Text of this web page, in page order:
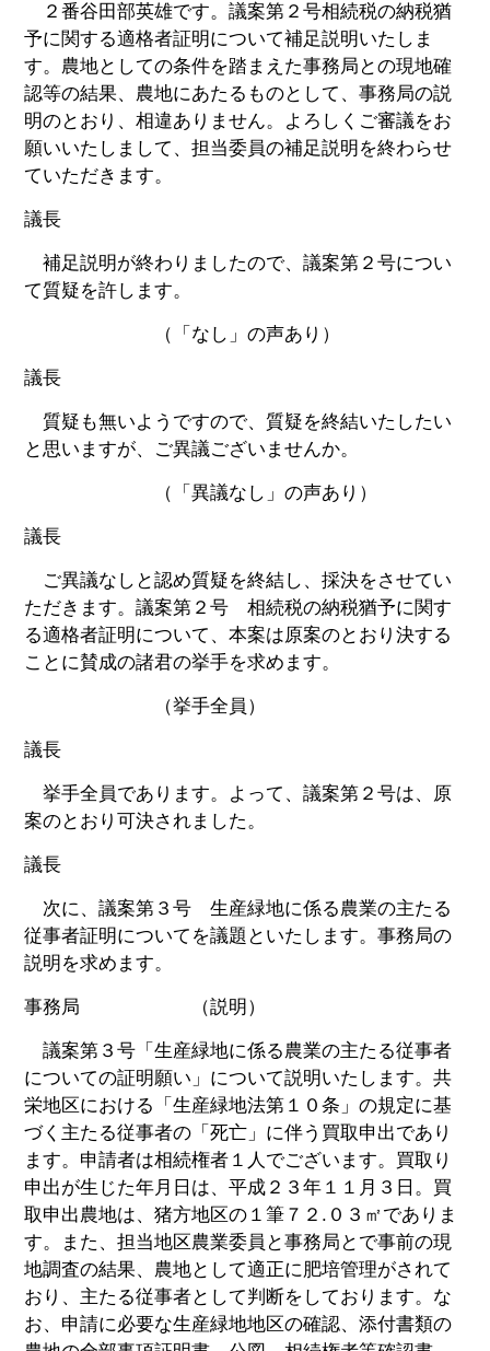
２番谷田部英雄です。議案第２号相続税の納税猶
予に関する適格者証明について補足説明いたしま
す。農地としての条件を踏まえた事務局との現地確
認等の結果、農地にあたるものとして、事務局の説
明のとおり、相違ありません。よろしくご審議をお
願いいたしまして、担当委員の補足説明を終わらせ
ていただきます。
議長
補足説明が終わりましたので、議案第２号につい
て質疑を許します。
（「なし」の声あり）
議長
質疑も無いようですので、質疑を終結いたしたい
と思いますが、ご異議ございませんか。
（「異議なし」の声あり）
議長
ご異議なしと認め質疑を終結し、採決をさせてい
ただきます。議案第２号 相続税の納税猶予に関す
る適格者証明について、本案は原案のとおり決する
ことに賛成の諸君の挙手を求めます。
（挙手全員）
議長
挙手全員であります。よって、議案第２号は、原
案のとおり可決されました。
議長
次に、議案第３号 生産緑地に係る農業の主たる
従事者証明についてを議題といたします。事務局の
説明を求めます。
事務局 （説明）
議案第３号「生産緑地に係る農業の主たる従事者
についての証明願い」について説明いたします。共
栄地区における「生産緑地法第１０条」の規定に基
づく主たる従事者の「死亡」に伴う買取申出であり
ます。申請者は相続権者１人でございます。買取り
申出が生じた年月日は、平成２３年１１月３日。買
取申出農地は、猪方地区の１筆７２.０３㎡でありま
す。また、担当地区農業委員と事務局とで事前の現
地調査の結果、農地として適正に肥培管理がされて
おり、主たる従事者として判断をしております。な
お、申請に必要な生産緑地地区の確認、添付書類の